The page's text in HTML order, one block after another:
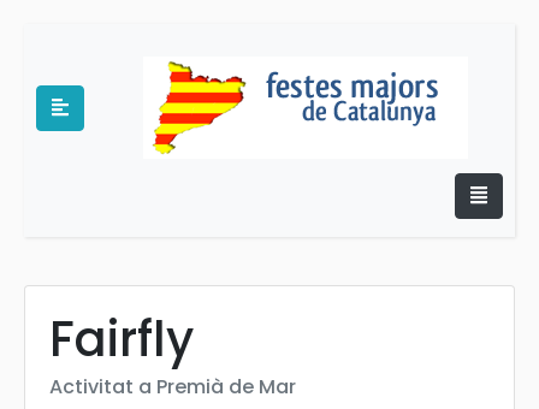
Fairfly
Activitat a Premià de Mar